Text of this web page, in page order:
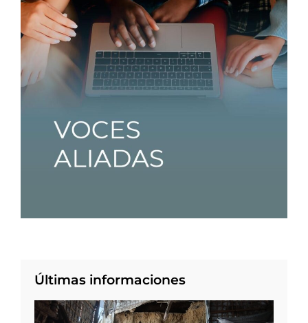
Últimas informaciones